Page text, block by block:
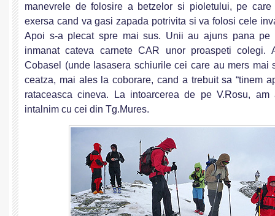
manevrele de folosire a betzelor si pioletului, pe
exersa cand va gasi zapada potrivita si va folosi cele
Apoi s-a plecat spre mai sus. Unii au ajuns pana pe
inmanat cateva carnete CAR unor proaspeti colegi.
Cobasel (unde lasasera schiurile cei care au mers mai
ceatza, mai ales la coborare, cand a trebuit sa “tinem
rataceasca cineva. La intoarcerea de pe V.Rosu,
intalnim cu cei din Tg.Mures.